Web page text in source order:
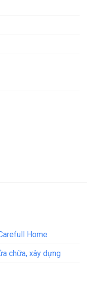
Home
chữa, xây dựng